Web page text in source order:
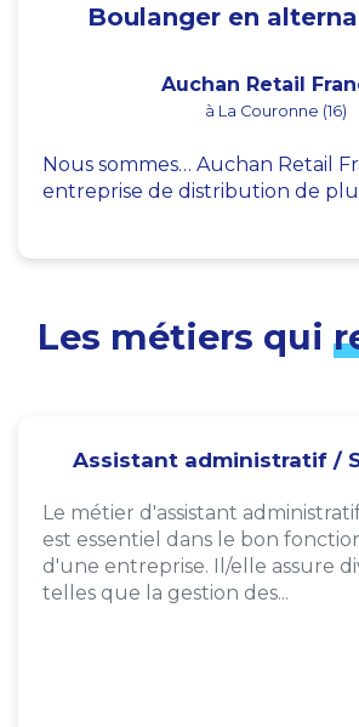
Boulanger en
Auchan Retail
à La Couronne (16)
Nous sommes… Auchan Retail
entreprise de distribution de
Les métiers qui
Assistant administratif /
Le métier d'assistant
est essentiel dans le bon
d'une entreprise. Il/elle assure
telles que la gestion des...